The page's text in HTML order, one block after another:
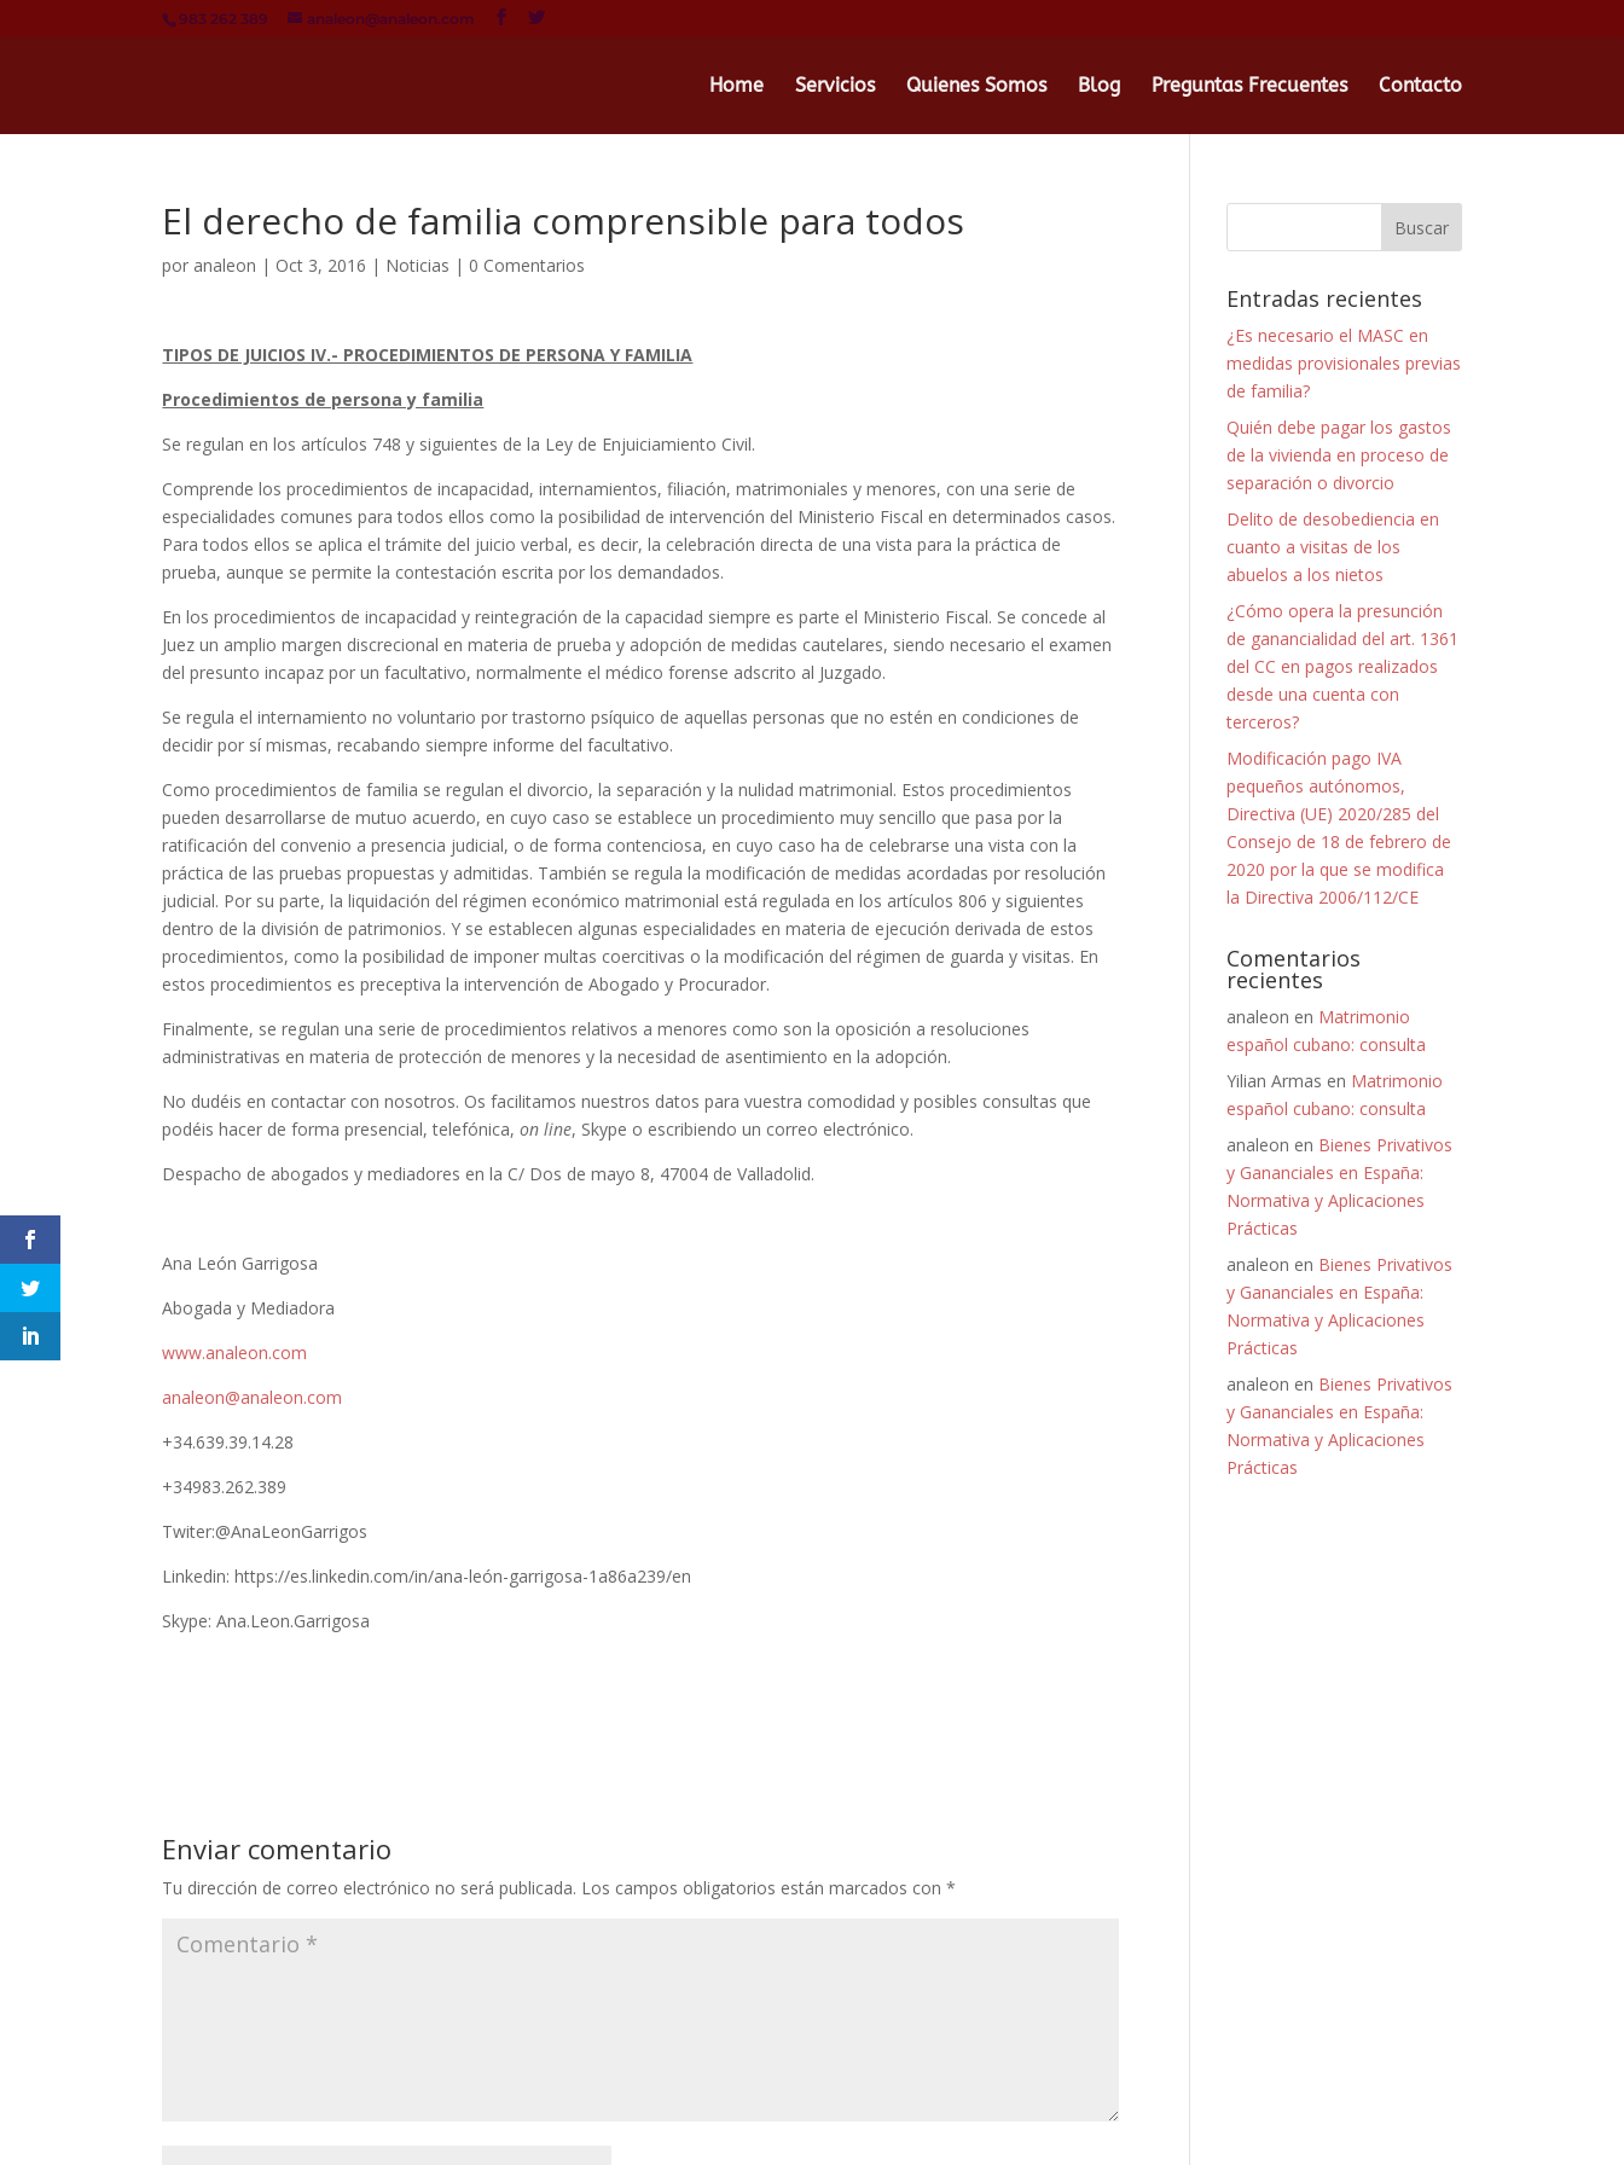
983 262 389 analeon@analeon.com
Home Servicios Quienes Somos Blog Preguntas Frecuentes Contacto
El derecho de familia comprensible para todos
por analeon | Oct 3, 2016 | Noticias | 0 Comentarios
TIPOS DE JUICIOS IV.- PROCEDIMIENTOS DE PERSONA Y FAMILIA
Procedimientos de persona y familia
Se regulan en los artículos 748 y siguientes de la Ley de Enjuiciamiento Civil.
Comprende los procedimientos de incapacidad, internamientos, filiación, matrimoniales y menores, con una serie de
especialidades comunes para todos ellos como la posibilidad de intervención del Ministerio Fiscal en determinados casos.
Para todos ellos se aplica el trámite del juicio verbal, es decir, la celebración directa de una vista para la práctica de
prueba, aunque se permite la contestación escrita por los demandados.
En los procedimientos de incapacidad y reintegración de la capacidad siempre es parte el Ministerio Fiscal. Se concede al
Juez un amplio margen discrecional en materia de prueba y adopción de medidas cautelares, siendo necesario el examen
del presunto incapaz por un facultativo, normalmente el médico forense adscrito al Juzgado.
Se regula el internamiento no voluntario por trastorno psíquico de aquellas personas que no estén en condiciones de
decidir por sí mismas, recabando siempre informe del facultativo.
Como procedimientos de familia se regulan el divorcio, la separación y la nulidad matrimonial. Estos procedimientos
pueden desarrollarse de mutuo acuerdo, en cuyo caso se establece un procedimiento muy sencillo que pasa por la
ratificación del convenio a presencia judicial, o de forma contenciosa, en cuyo caso ha de celebrarse una vista con la
práctica de las pruebas propuestas y admitidas. También se regula la modificación de medidas acordadas por resolución
judicial. Por su parte, la liquidación del régimen económico matrimonial está regulada en los artículos 806 y siguientes
dentro de la división de patrimonios. Y se establecen algunas especialidades en materia de ejecución derivada de estos
procedimientos, como la posibilidad de imponer multas coercitivas o la modificación del régimen de guarda y visitas. En
estos procedimientos es preceptiva la intervención de Abogado y Procurador.
Finalmente, se regulan una serie de procedimientos relativos a menores como son la oposición a resoluciones
administrativas en materia de protección de menores y la necesidad de asentimiento en la adopción.
No dudéis en contactar con nosotros. Os facilitamos nuestros datos para vuestra comodidad y posibles consultas que
podéis hacer de forma presencial, telefónica,on line, Skype o escribiendo un correo electrónico.
Despacho de abogados y mediadores en la C/ Dos de mayo 8, 47004 de Valladolid.
Ana León Garrigosa
Abogada y Mediadora
www.analeon.com
analeon@analeon.com
+34.639.39.14.28
+34983.262.389
Twiter:@AnaLeonGarrigos
Linkedin: https://es.linkedin.com/in/ana-león-garrigosa-1a86a239/en
Skype: Ana.Leon.Garrigosa
Enviar comentario
Tu dirección de correo electrónico no será publicada. Los campos obligatorios están marcados con*
Entradas recientes
¿Es necesario el MASC en
medidas provisionales previas
de familia?
Quién debe pagar los gastos
de la vivienda en proceso de
separación o divorcio
Delito de desobediencia en
cuanto a visitas de los
abuelos a los nietos
¿Cómo opera la presunción
de ganancialidad del art. 1361
del CC en pagos realizados
desde una cuenta con
terceros?
Modificación pago IVA
pequeños autónomos,
Directiva (UE) 2020/285 del
Consejo de 18 de febrero de
2020 por la que se modifica
la Directiva 2006/112/CE
Comentarios
recientes
analeon en Matrimonio
español cubano: consulta
Yilian Armas en Matrimonio
español cubano: consulta
analeon en Bienes Privativos
y Gananciales en España:
Normativa y Aplicaciones
Prácticas
analeon en Bienes Privativos
y Gananciales en España:
Normativa y Aplicaciones
Prácticas
analeon en Bienes Privativos
y Gananciales en España:
Normativa y Aplicaciones
Prácticas